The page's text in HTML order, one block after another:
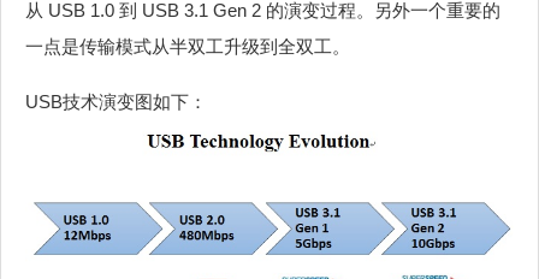
从 USB 1.0 到 USB 3.1 Gen 2 的演变过程。另外一个重要的
一点是传输模式从半双工升级到全双工。
USB技术演变图如下：